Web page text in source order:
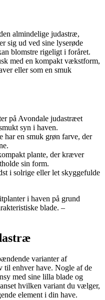
almindelige judastræ,
sig ud ved sine lyserøde
blomstre rigeligt i foråret.
med en kompakt vækstform,
eller som en smuk
på Avondale judastræet
syn i haven.
har en smuk grøn farve, der
plante, der kræver
sin form.
i solrige eller let skyggefulde
i haven på grund
blade. –
varianter af
til enhver have. Nogle af de
med sine lilla blade og
hvilken variant du vælger,
element i din have.